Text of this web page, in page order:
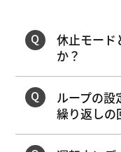
休止モード
か？
ループの設
繰り返しの